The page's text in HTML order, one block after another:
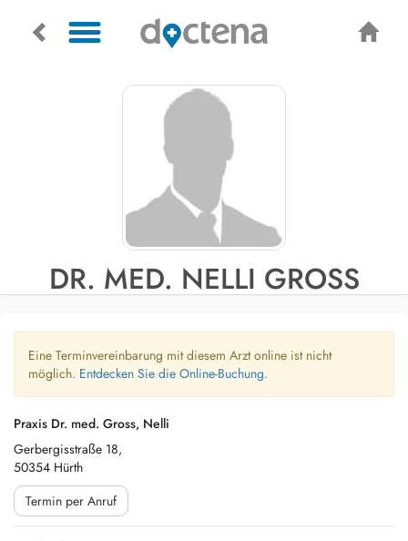
DR. MED. NELLI GROSS
Eine Terminvereinbarung mit diesem Arzt online ist nicht
möglich. Entdecken Sie die Online-Buchung.
Praxis Dr. med. Gross, Nelli
Gerbergisstraße 18,
50354 Hürth
Termin per Anruf